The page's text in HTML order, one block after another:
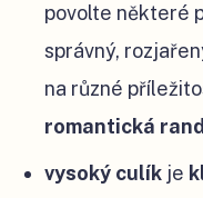
povolte některé
správný,
na různé
romantická
vysoký culík je